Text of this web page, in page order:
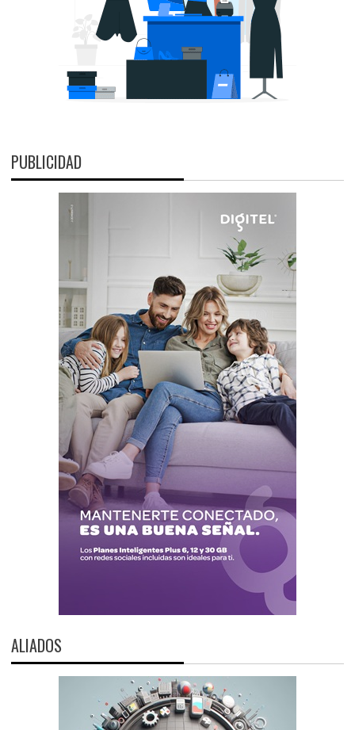
PUBLICIDAD
ALIADOS